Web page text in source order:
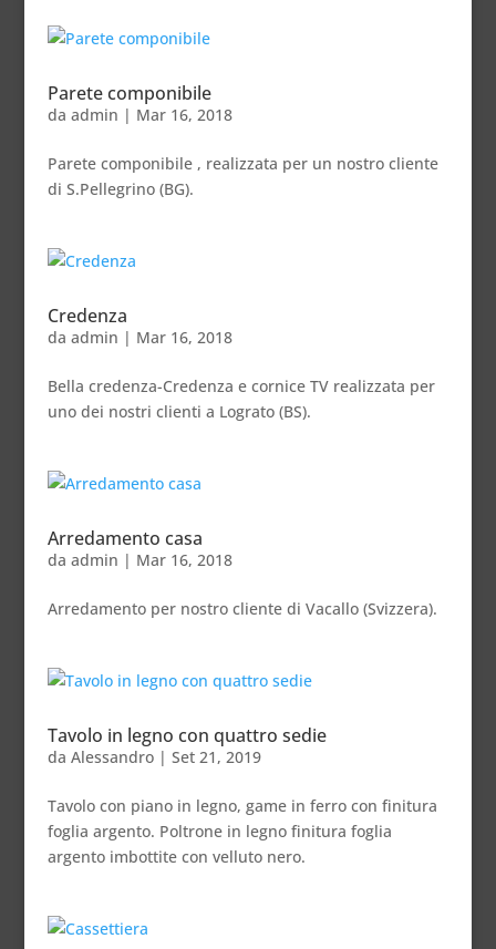
Parete componibile
da admin | Mar 16, 2018
Parete componibile , realizzata per un nostro cliente
di S.Pellegrino (BG).
Credenza
da admin | Mar 16, 2018
Bella credenza-Credenza e cornice TV realizzata per
uno dei nostri clienti a Lograto (BS).
Arredamento casa
da admin | Mar 16, 2018
Arredamento per nostro cliente di Vacallo (Svizzera).
Tavolo in legno con quattro sedie
da Alessandro| Set 21, 2019
Tavolo con piano in legno, game in ferro con finitura
foglia argento. Poltrone in legno finitura foglia
argento imbottite con velluto nero.